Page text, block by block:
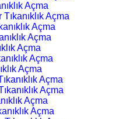
Açma
Açma
Açma
Açma
Açma
Açma
Açma
Açma
Açma
Açma
Açma